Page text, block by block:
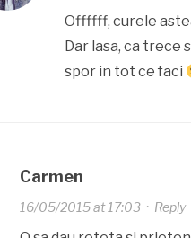
Offffff, curele
Dar lasa, ca trece
spor in tot ce faci
Carmen
16/05/2015 at 17:03· Reply